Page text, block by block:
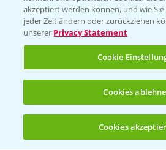
(noch 4)
Vegetables Deutschland
Infos
LINKS
Apps
Wetter Aktuell
akzeptiert werden können, und wie
jeder Zeit ändern oder zurückziehen
unserer Privacy Statement
Cookie
Cookies
Cookies